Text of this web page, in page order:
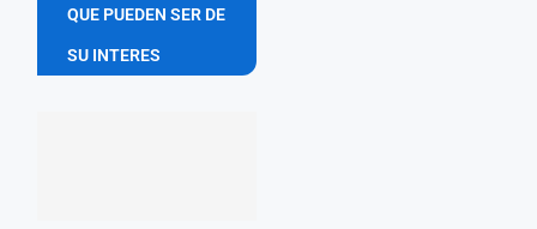
QUE PUEDEN SER DE
SU INTERES